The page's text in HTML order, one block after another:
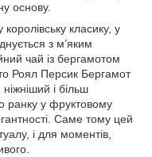
основу.
класику, у
з м’яким
чай із бергамотом
Роял Персик Бергамот
і більш
ранку у фруктовому
Саме тому цей
і для моментів,